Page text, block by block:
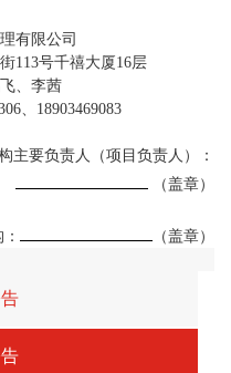
有限公司
113号千禧大厦16层
、李茜
、18903469083
主要负责人（项目负责人）：
（盖章）
（盖章）